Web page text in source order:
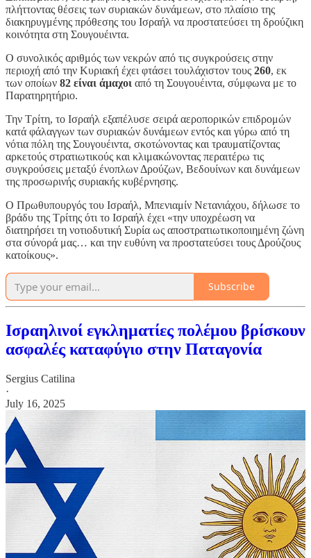
πλήττοντας θέσεις των συριακών δυνάμεων, στο πλαίσιο της
διακηρυγμένης πρόθεσης του Ισραήλ να προστατεύσει τη δρούζικη
κοινότητα στη Σουγουέιντα.
Ο συνολικός αριθμός των νεκρών από τις συγκρούσεις στην
περιοχή από την Κυριακή έχει φτάσει τουλάχιστον τους 260, εκ
των οποίων 82 είναι άμαχοι από τη Σουγουέιντα, σύμφωνα με το
Παρατηρητήριο.
Την Τρίτη, το Ισραήλ εξαπέλυσε σειρά αεροπορικών επιδρομών
κατά φάλαγγων των συριακών δυνάμεων εντός και γύρω από τη
νότια πόλη της Σουγουέιντα, σκοτώνοντας και τραυματίζοντας
αρκετούς στρατιωτικούς και κλιμακώνοντας περαιτέρω τις
συγκρούσεις μεταξύ ένοπλων Δρούζων, Βεδουίνων και δυνάμεων
της προσωρινής συριακής κυβέρνησης.
Ο Πρωθυπουργός του Ισραήλ, Μπενιαμίν Νετανιάχου, δήλωσε το
βράδυ της Τρίτης ότι το Ισραήλ έχει «την υποχρέωση να
διατηρήσει τη νοτιοδυτική Συρία ως αποστρατιωτικοποιημένη ζώνη
στα σύνορά μας… και την ευθύνη να προστατεύσει τους Δρούζους
κατοίκους».
Subscribe
Ισραηλινοί εγκληματίες πολέμου βρίσκουν
ασφαλές καταφύγιο στην Παταγονία
Sergius Catilina
·
July 16, 2025